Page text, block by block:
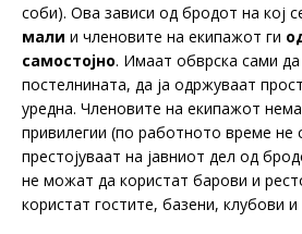
соби). Ова зависи од бродот на кој
мали и членовите на екипажот ги
самостојно. Имаат обврска сами да
постелнината, да ја одржуваат
уредна. Членовите на екипажот
привилегии (по работното време не
престојуваат на јавниот дел од
не можат да користат барови и
користат гостите, базени, клубови и